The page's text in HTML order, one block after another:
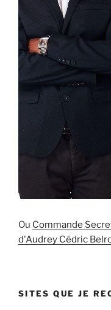
Ou Commande
d'Audrey Cédric
SITES QUE JE